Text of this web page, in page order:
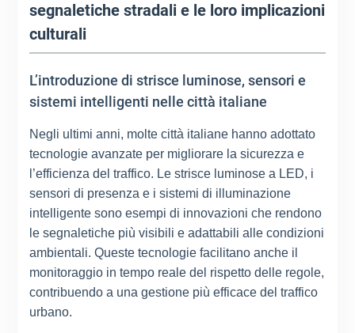
segnaletiche stradali e le loro implicazioni
culturali
L’introduzione di strisce luminose, sensori e
sistemi intelligenti nelle città italiane
Negli ultimi anni, molte città italiane hanno adottato
tecnologie avanzate per migliorare la sicurezza e
l’efficienza del traffico. Le strisce luminose a LED, i
sensori di presenza e i sistemi di illuminazione
intelligente sono esempi di innovazioni che rendono
le segnaletiche più visibili e adattabili alle condizioni
ambientali. Queste tecnologie facilitano anche il
monitoraggio in tempo reale del rispetto delle regole,
contribuendo a una gestione più efficace del traffico
urbano.